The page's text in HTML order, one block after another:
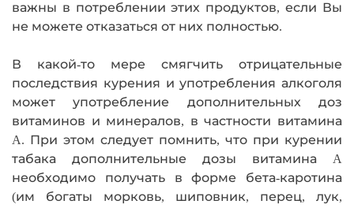
важны в потреблении этих продуктов, если Вы
не можете отказаться от них полностью.
В какой-то мере смягчить отрицательные
последствия курения и употребления алкоголя
может употребление дополнительных доз
витаминов и минералов, в частности витамина
A. При этом следует помнить, что при курении
табака дополнительные дозы витамина A
необходимо получать в форме бета-каротина
(им богаты морковь, шиповник, перец, лук,